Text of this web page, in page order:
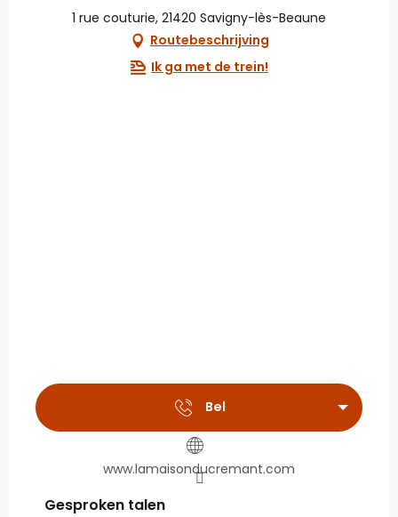
1 rue couturie, 21420 Savigny-lès-Beaune
Routebeschrijving
Ik ga met de trein!
Bel
www.lamaisonducremant.com
Gesproken talen
Gesproken talen